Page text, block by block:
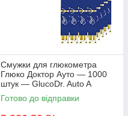
Смужки для глюкометра
Глюко Доктор Ауто — 1000
штук — GlucoDr. Auto A
Готово до відправки